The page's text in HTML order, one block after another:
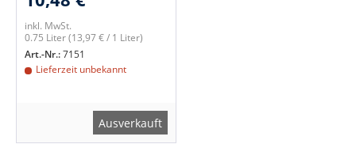
inkl. MwSt.
0.75 Liter(13,97 € / 1 Liter)
Art.-Nr.:7151
Lieferzeit unbekannt
Ausverkauft